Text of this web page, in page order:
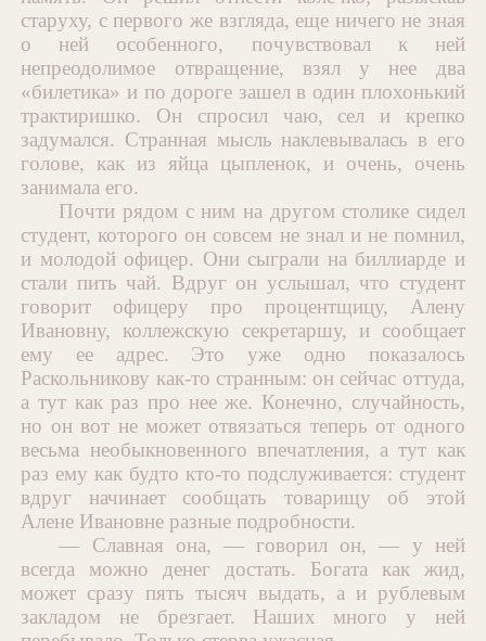
старуху, с первого же взгляда, еще ничего не зная
о ней особенного, почувствовал к ней
непреодолимое отвращение, взял у нее два
«билетика» и по дороге зашел в один плохонький
трактиришко. Он спросил чаю, сел и крепко
задумался. Странная мысль наклевывалась в его
голове, как из яйца цыпленок, и очень, очень
занимала его.
Почти рядом с ним на другом столике сидел
студент, которого он совсем не знал и не помнил,
и молодой офицер. Они сыграли на биллиарде и
стали пить чай. Вдруг он услышал, что студент
говорит офицеру про процентщицу, Алену
Ивановну, коллежскую секретаршу, и сообщает
ему ее адрес. Это уже одно показалось
Раскольникову как-то странным: он сейчас оттуда,
а тут как раз про нее же. Конечно, случайность,
но он вот не может отвязаться теперь от одного
весьма необыкновенного впечатления, а тут как
раз ему как будто кто-то подслуживается: студент
вдруг начинает сообщать товарищу об этой
Алене Ивановне разные подробности.
— Славная она, — говорил он, — у ней
всегда можно денег достать. Богата как жид,
может сразу пять тысяч выдать, а и рублевым
закладом не брезгает. Наших много у ней